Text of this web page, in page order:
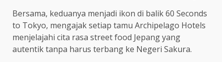
Bersama, keduanya menjadi ikon di balik 60 Seconds
to Tokyo, mengajak setiap tamu Archipelago Hotels
menjelajahi cita rasa street food Jepang yang
autentik tanpa harus terbang ke Negeri Sakura.